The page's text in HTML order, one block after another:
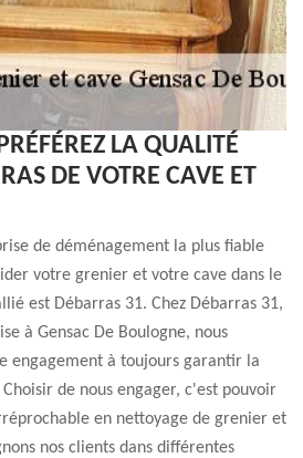
LA QUALITÉ
DE VOTRE CAVE ET
de déménagement la plus fiable
votre grenier et votre cave dans le
est Débarras 31. Chez Débarras 31,
à Gensac De Boulogne, nous
engagement à toujours garantir la
de nous engager, c'est pouvoir
en nettoyage de grenier et
nos clients dans différentes